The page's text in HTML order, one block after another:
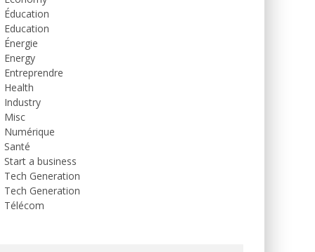
Éducation
Education
Énergie
Energy
Entreprendre
Health
Industry
Misc
Numérique
Santé
Start a business
Tech Generation
Tech Generation
Télécom